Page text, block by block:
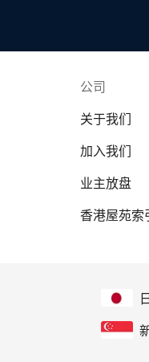
公司
关于我们
加入我们
业主放盘
香港屋苑索